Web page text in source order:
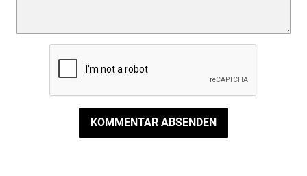
KOMMENTAR ABSENDEN